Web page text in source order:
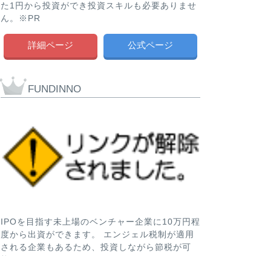
た1円から投資ができ投資スキルも必要ありませ
ん。※PR
詳細ページ 公式ページ
FUNDINNO
IPOを目指す未上場のベンチャー企業に10万円程
度から出資ができます。 エンジェル税制が適用
される企業もあるため、投資しながら節税が可